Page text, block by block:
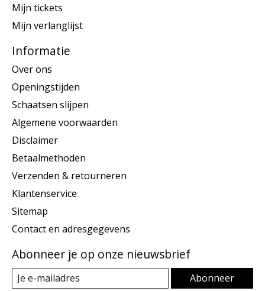
Mijn tickets
Mijn verlanglijst
Informatie
Over ons
Openingstijden
Schaatsen slijpen
Algemene voorwaarden
Disclaimer
Betaalmethoden
Verzenden & retourneren
Klantenservice
Sitemap
Contact en adresgegevens
Abonneer je op onze nieuwsbrief
Abonneer